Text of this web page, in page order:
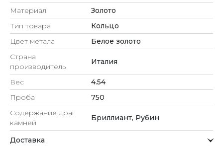
Материал
Золото
Тип товара
Кольцо
Цвет метала
Белое золото
Страна
производитель
Италия
Вес
4.54
Проба
750
Содержание драг
камней
Бриллиант, Рубин
Доставка